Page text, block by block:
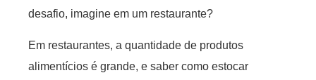
desafio, imagine em um restaurante?
Em restaurantes, a quantidade de produtos
alimentícios é grande, e saber como estocar